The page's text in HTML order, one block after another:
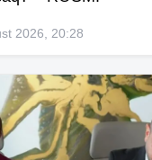
2026, 20:28